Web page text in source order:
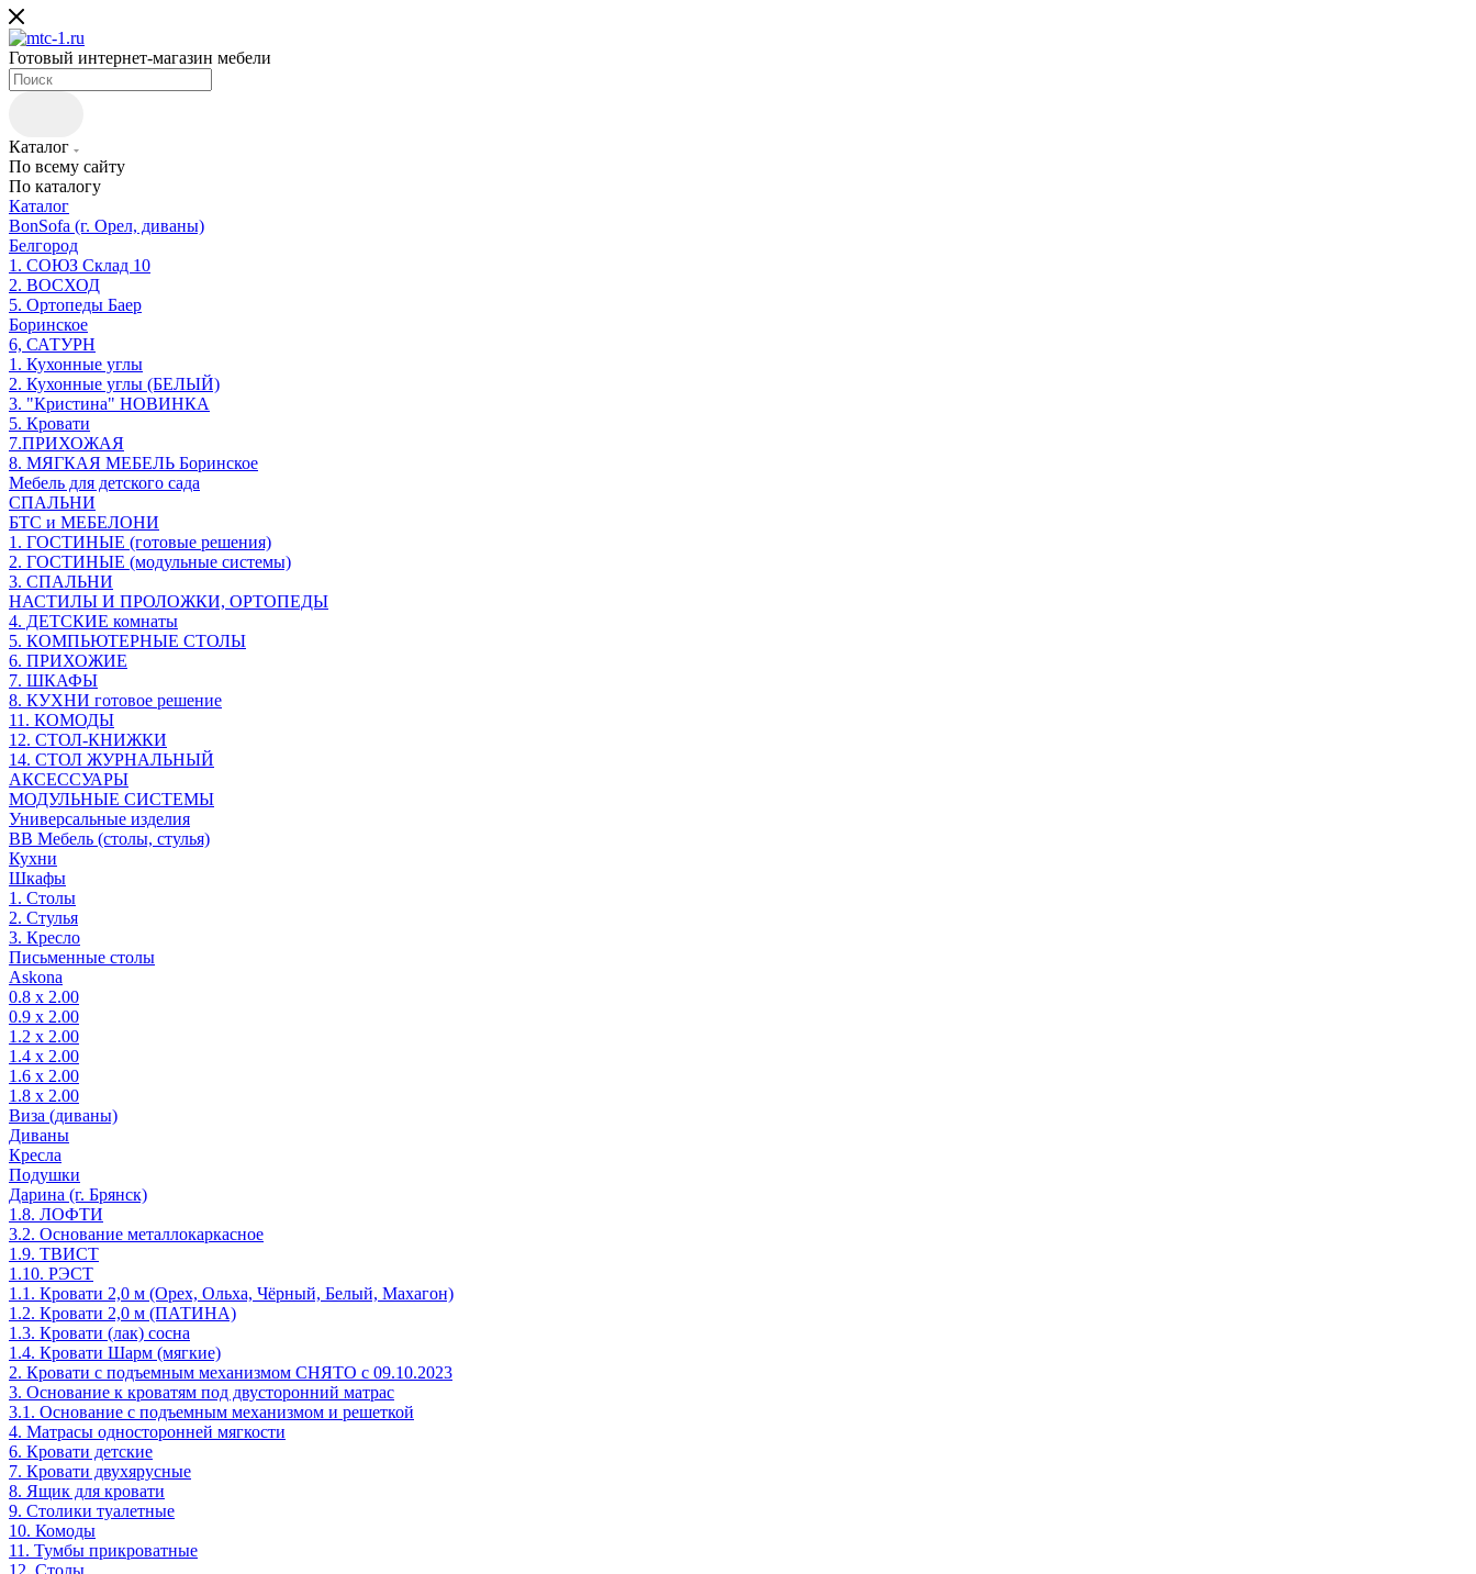
Готовый интернет-магазин мебели
Каталог
По всему сайту
По каталогу
Каталог
BonSofa (г. Орел, диваны)
Белгород
1. СОЮЗ Склад 10
2. ВОСХОД
5. Ортопеды Баер
Боринское
6, САТУРН
1. Кухонные углы
2. Кухонные углы (БЕЛЫЙ)
3. "Кристина" НОВИНКА
5. Кровати
7.ПРИХОЖАЯ
8. МЯГКАЯ МЕБЕЛЬ Боринское
Мебель для детского сада
СПАЛЬНИ
БТС и МЕБЕЛОНИ
1. ГОСТИНЫЕ (готовые решения)
2. ГОСТИНЫЕ (модульные системы)
3. СПАЛЬНИ
НАСТИЛЫ И ПРОЛОЖКИ, ОРТОПЕДЫ
4. ДЕТСКИЕ комнаты
5. КОМПЬЮТЕРНЫЕ СТОЛЫ
6. ПРИХОЖИЕ
7. ШКАФЫ
8. КУХНИ готовое решение
11. КОМОДЫ
12. СТОЛ-КНИЖКИ
14. СТОЛ ЖУРНАЛЬНЫЙ
АКСЕССУАРЫ
МОДУЛЬНЫЕ СИСТЕМЫ
Универсальные изделия
ВВ Мебель (столы, стулья)
Кухни
Шкафы
1. Столы
2. Стулья
3. Кресло
Письменные столы
Askona
0.8 х 2.00
0.9 х 2.00
1.2 х 2.00
1.4 х 2.00
1.6 х 2.00
1.8 х 2.00
Виза (диваны)
Диваны
Кресла
Подушки
Дарина (г. Брянск)
1.8. ЛОФТИ
3.2. Основание металлокаркасное
1.9. ТВИСТ
1.10. РЭСТ
1.1. Кровати 2,0 м (Орех, Ольха, Чёрный, Белый, Махагон)
1.2. Кровати 2,0 м (ПАТИНА)
1.3. Кровати (лак) сосна
1.4. Кровати Шарм (мягкие)
2. Кровати с подъемным механизмом СНЯТО с 09.10.2023
3. Основание к кроватям под двусторонний матрас
3.1. Основание с подъемным механизмом и решеткой
4. Матрасы односторонней мягкости
6. Кровати детские
7. Кровати двухярусные
8. Ящик для кровати
9. Столики туалетные
10. Комоды
11. Тумбы прикроватные
12. Столы